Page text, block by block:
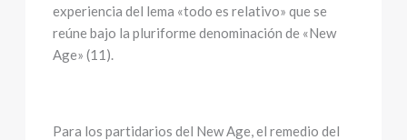
experiencia del lema «todo es relativo» que se
reúne bajo la pluriforme denominación de «New
Age» (11).
Para los partidarios del New Age, el remedio del